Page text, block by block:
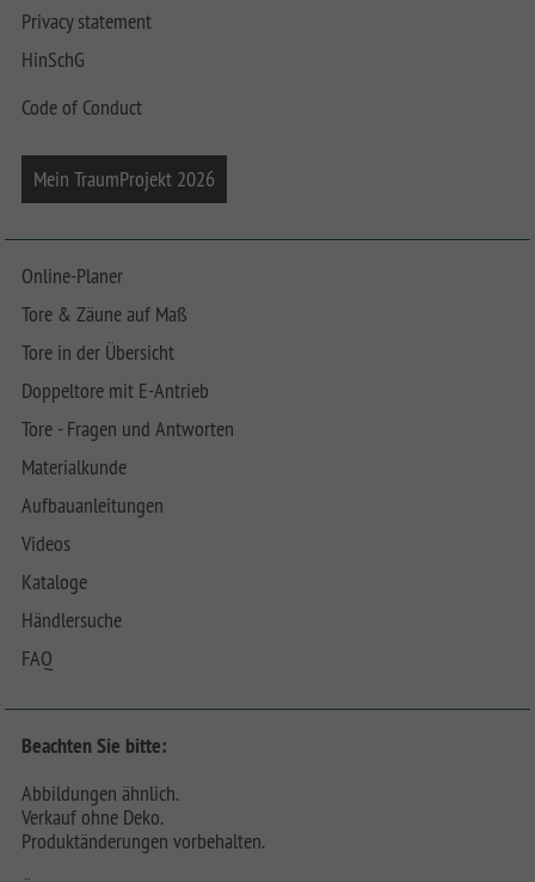
Privacy statement
HinSchG
Code of Conduct
Mein TraumProjekt 2026
Online-Planer
Tore & Zäune auf Maß
Tore in der Übersicht
Doppeltore mit E-Antrieb
Tore - Fragen und Antworten
Materialkunde
Aufbauanleitungen
Videos
Kataloge
Händlersuche
FAQ
Beachten Sie bitte:
Abbildungen ähnlich.
Verkauf ohne Deko.
Produktänderungen vorbehalten.